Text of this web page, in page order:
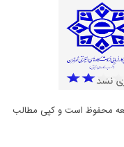
تیم توسعه محفوظ است و کپی مطالب